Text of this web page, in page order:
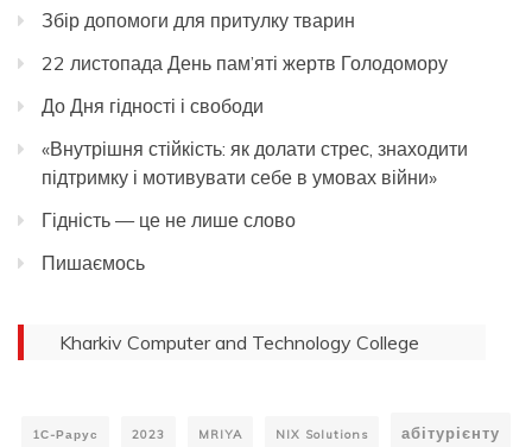
Збір допомоги для притулку тварин
22 листопада День пам’яті жертв Голодомору
До Дня гідності і свободи
«Внутрішня стійкість: як долати стрес, знаходити
підтримку і мотивувати себе в умовах війни»
Гідність — це не лише слово
Пишаємось
Kharkiv Computer and Technology College
1С-Рарус 2023 MRIYA NIX Solutions абітурієнту